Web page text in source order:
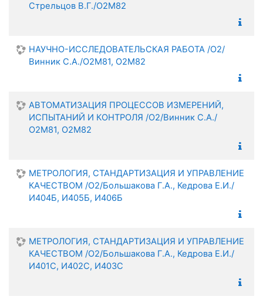
Стрельцов В.Г./О2М82
НАУЧНО-ИССЛЕДОВАТЕЛЬСКАЯ РАБОТА /О2/
Винник С.А./О2М81, О2М82
АВТОМАТИЗАЦИЯ ПРОЦЕССОВ ИЗМЕРЕНИЙ,
ИСПЫТАНИЙ И КОНТРОЛЯ /О2/Винник С.А./
О2М81, О2М82
МЕТРОЛОГИЯ, СТАНДАРТИЗАЦИЯ И УПРАВЛЕНИЕ
КАЧЕСТВОМ /О2/Большакова Г.А., Кедрова Е.И./
И404Б, И405Б, И406Б
МЕТРОЛОГИЯ, СТАНДАРТИЗАЦИЯ И УПРАВЛЕНИЕ
КАЧЕСТВОМ /О2/Большакова Г.А., Кедрова Е.И./
И401С, И402С, И403С